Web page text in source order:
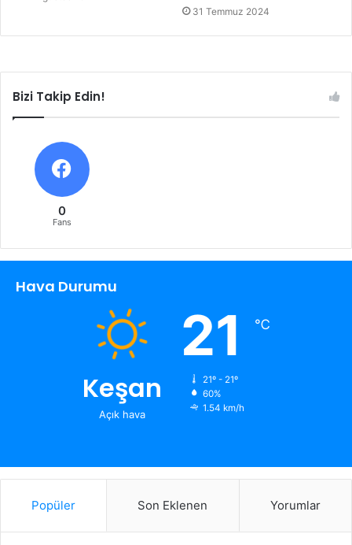
31 Temmuz 2024
Bizi Takip Edin!
0
Fans
Hava Durumu
Keşan
Açık hava
21 ℃
21º - 21º
60%
1.54 km/h
Popüler Son Eklenen Yorumlar